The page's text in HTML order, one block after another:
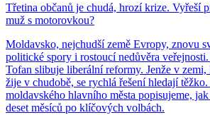
Třetina občanů je chudá, hrozí krize. Vyřeší
muž s motorovkou?
Moldavsko, nejchudší země Evropy, znovu
politické spory i rostoucí nedůvěra
Tofan slibuje liberální reformy. Jenže v zemi,
žije v chudobě, se rychlá řešení hledají
moldavského hlavního města popisujeme,
deset měsíců po klíčových volbách.